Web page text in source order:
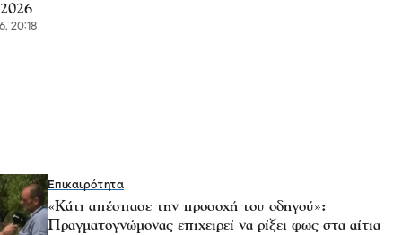
20:18
Επικαιρότητα
«Κάτι απέσπασε την προσοχή του οδηγού»:
Πραγματογνώμονας επιχειρεί να ρίξει φως στα αίτια